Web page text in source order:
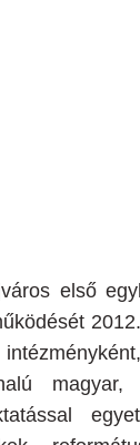
első
magyar,